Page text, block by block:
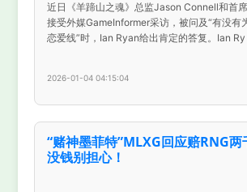
近日《羊蹄山之魂》总监Jason Connell和首
接受外媒GameInformer采访，被问及“有没有
恋爱线”时，Ian Ryan给出肯定的答复。Ian Ry
2026-01-04 04:15:04
“赌神墨菲特”MLXG回应赔RNG两
没钱别担心！